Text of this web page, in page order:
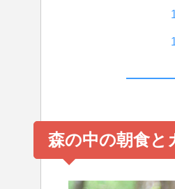
森の中の朝食